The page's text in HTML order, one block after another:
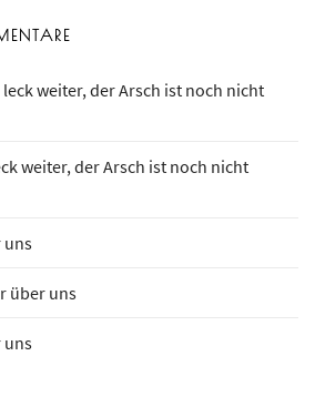
weiter, der Arsch ist noch nicht
weiter, der Arsch ist noch nicht
uns
über uns
uns